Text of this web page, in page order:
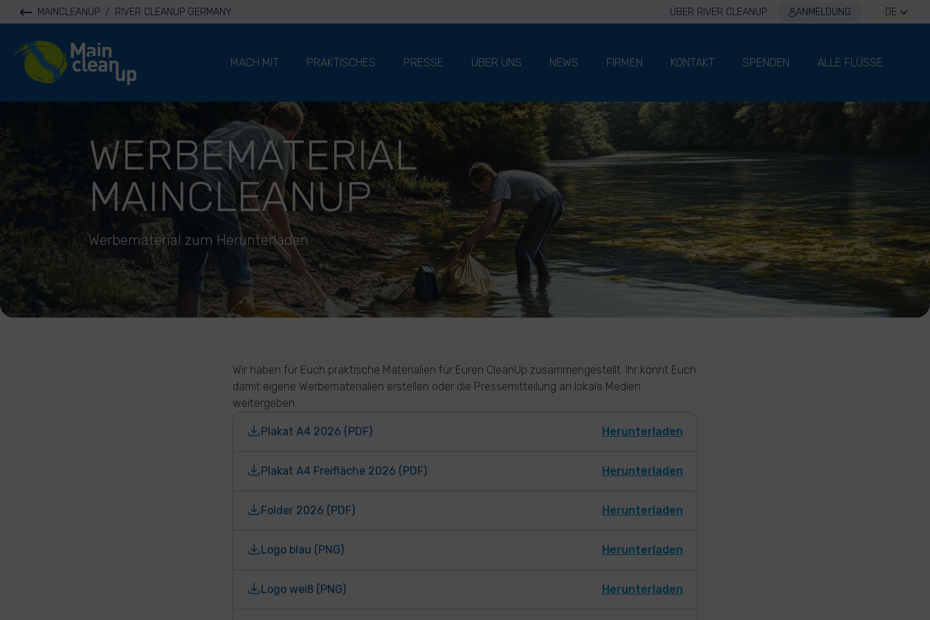
MAINCLEANUP / RIVER CLEANUP GERMANY ÜBER RIVER CLEANUP ANMELDUNG DE
River Cleanup
MACH MIT
PRAKTISCHES PRESSE ÜBER UNS NEWS FIRMEN KONTAKT SPENDEN ALLE FLÜSSE
WERBEMATERIAL
MAINCLEANUP
Werbematerial zum Herunterladen
Wir haben für Euch praktische Materialien für Euren CleanUp zusammengestellt. Ihr könnt Euch
damit eigene Werbematerialien erstellen oder die Pressemitteilung an lokale Medien
weitergeben.
Plakat A4 2026 (PDF) Herunterladen
Plakat A4 Freifläche 2026 (PDF) Herunterladen
Folder 2026 (PDF) Herunterladen
Logo blau (PNG) Herunterladen
Logo weiß (PNG) Herunterladen